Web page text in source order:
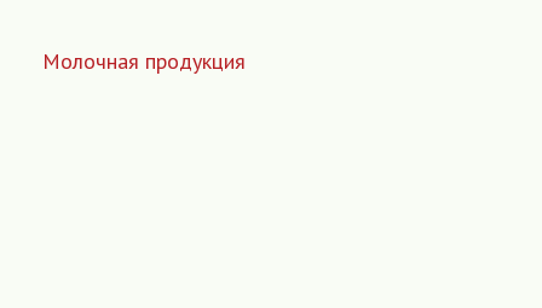
Молочная продукция